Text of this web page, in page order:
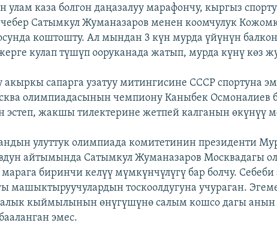
улам каза болгон даңазалуу марафончу, кыргыз
Сатымкул Жуманазаров менен коомчулук
коштошту. Ал мындан 3 күн мурда үйүнүн
кулап түшүп ооруканада жатып, мурда күнү көз
сапарга узатуу митингисине СССР спортуна
олимпиадасынын чемпиону Каныбек Осмоналиев
эстеп, жакшы тилектерине жетпей калганын өкүнүү
улуттук олимпиада комитетинин президенти
айтымында Сатымкул Жуманазаров Москвадагы
биринчи келүү мүмкүнчүлүгү бар болчу. Себеби
машыктыруучулардын тоскоолдугуна учураган.
кыймылынын өнүгүшүнө салым кошсо дагы анын
эмес.